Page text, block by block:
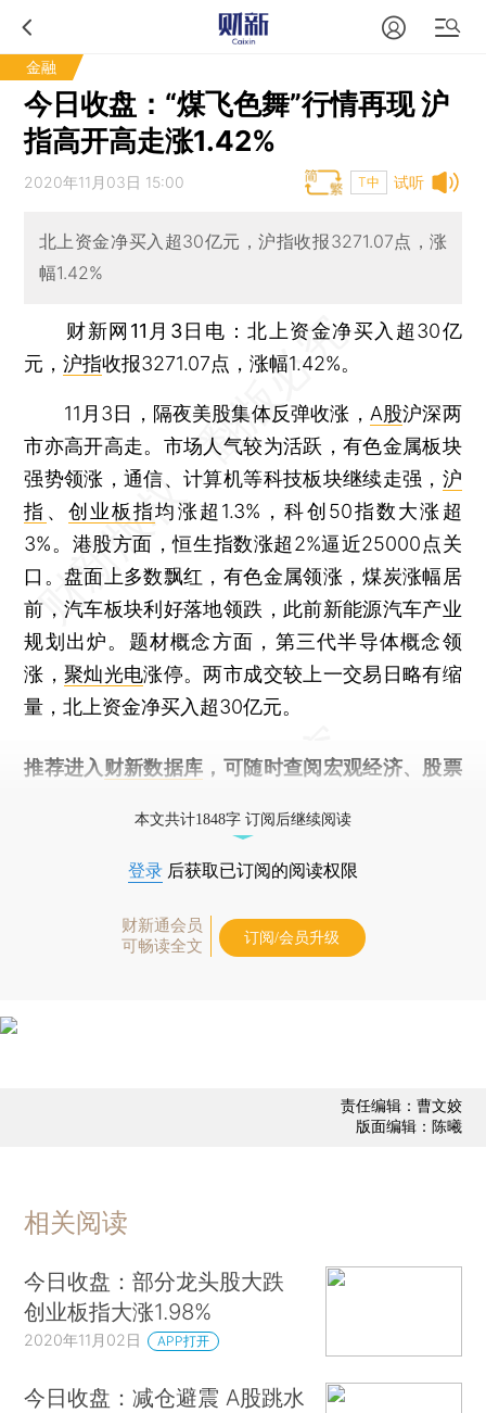
金融
今日收盘：“煤飞色舞”行情再现 沪
指高开高走涨1.42%
试听
2020年11月03日 15:00 T中
北上资金净买入超30亿元，沪指收报3271.07点，涨
幅1.42%
财新网11月3日电 ：北上资金净买入超30亿
元，沪指收报3271.07点，涨幅1.42%。
11月3日，隔夜美股集体反弹收涨， A股沪深两
市亦高开高走。市场人气较为活跃，有色金属板块
强势领涨，通信、计算机等科技板块继续走强， 沪
指 、 创业板指均涨超1.3%，科创50指数大涨超
3%。港股方面，恒生指数涨超2%逼近25000点关
口。盘面上多数飘红，有色金属领涨，煤炭涨幅居
前，汽车板块利好落地领跌，此前新能源汽车产业
规划出炉。题材概念方面，第三代半导体概念领
涨，聚灿光电涨停。两市成交较上一交易日略有缩
量，北上资金净买入超30亿元。
推荐进入 财新数据库 ，可随时查阅宏观经济、股票
本文共计1848字 订阅后继续阅读
登录 后获取已订阅的阅读权限
财新通会员
可畅读全文
订阅/会员升级
责任编辑：曹文姣
版面编辑：陈曦
相关阅读
今日收盘：部分龙头股大跌
创业板指大涨1.98%
2020年11月02日 APP打开
今日收盘：减仓避震 A股跳水